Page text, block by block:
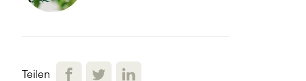
Teilen